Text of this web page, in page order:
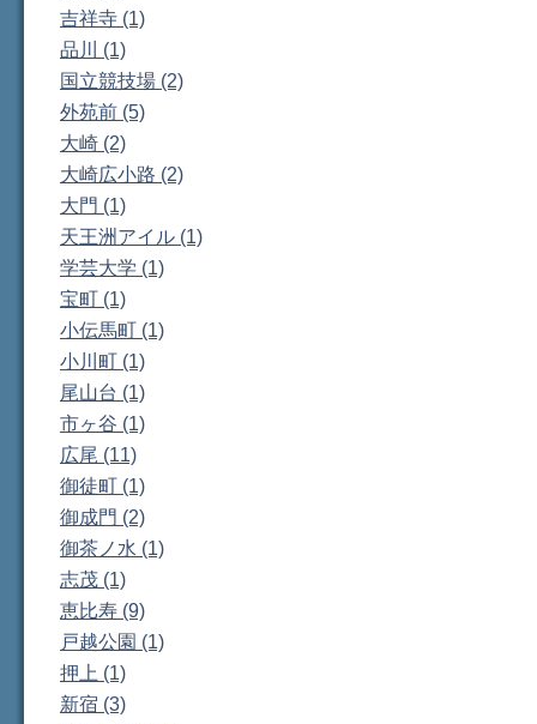
吉祥寺 (1)
品川 (1)
国立競技場 (2)
外苑前 (5)
大崎 (2)
大崎広小路 (2)
大門 (1)
天王洲アイル (1)
学芸大学 (1)
宝町 (1)
小伝馬町 (1)
小川町 (1)
尾山台 (1)
市ヶ谷 (1)
広尾 (11)
御徒町 (1)
御成門 (2)
御茶ノ水 (1)
志茂 (1)
恵比寿 (9)
戸越公園 (1)
押上 (1)
新宿 (3)